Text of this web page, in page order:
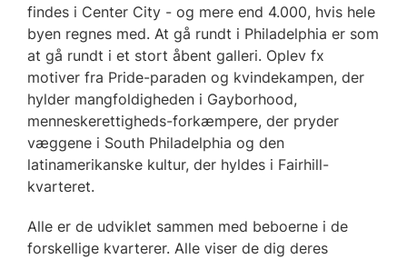
findes i Center City - og mere end 4.000, hvis hele
byen regnes med. At gå rundt i Philadelphia er som
at gå rundt i et stort åbent galleri. Oplev fx
motiver fra Pride-paraden og kvindekampen, der
hylder mangfoldigheden i Gayborhood,
menneskerettigheds-forkæmpere, der pryder
væggene i South Philadelphia og den
latinamerikanske kultur, der hyldes i Fairhill-
kvarteret.
Alle er de udviklet sammen med beboerne i de
forskellige kvarterer. Alle viser de dig deres